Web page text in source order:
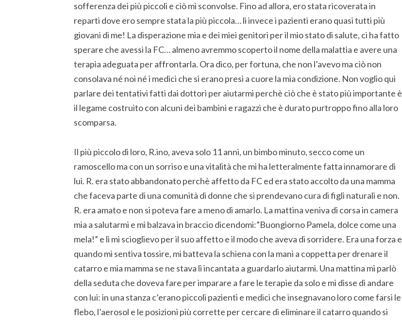
sofferenza dei più piccoli e ciò mi sconvolse. Fino ad allora, ero stata ricoverata in
reparti dove ero sempre stata la più piccola… lì invece i pazienti erano quasi tutti più
giovani di me! La disperazione mia e dei miei genitori per il mio stato di salute, ci ha fatto
sperare che avessi la FC… almeno avremmo scoperto il nome della malattia e avere una
terapia adeguata per affrontarla. Ora dico, per fortuna, che non l’avevo ma ciò non
consolava né noi né i medici che si erano presi a cuore la mia condizione. Non voglio qui
parlare dei tentativi fatti dai dottori per aiutarmi perchè ciò che è stato più importante è
il legame costruito con alcuni dei bambini e ragazzi che è durato purtroppo fino alla loro
scomparsa.
Il più piccolo di loro, R.ino, aveva solo 11 anni, un bimbo minuto, secco come un
ramoscello ma con un sorriso e una vitalità che mi ha letteralmente fatta innamorare di
lui. R. era stato abbandonato perchè affetto da FC ed era stato accolto da una mamma
che faceva parte di una comunità di donne che si prendevano cura di figli naturali e non.
R. era amato e non si poteva fare a meno di amarlo. La mattina veniva di corsa in camera
mia a salutarmi e mi balzava in braccio dicendomi:”Buongiorno Pamela, dolce come una
mela!” e lì mi scioglievo per il suo affetto e il modo che aveva di sorridere. Era una forza e
quando mi sentiva tossire, mi batteva la schiena con la mani a coppetta per drenare il
catarro e mia mamma se ne stava lì incantata a guardarlo aiutarmi. Una mattina mi parlò
della seduta che doveva fare per imparare a fare le terapie da solo e mi disse di andare
con lui: in una stanza c’erano piccoli pazienti e medici che insegnavano loro come farsi le
flebo, l’aerosol e le posizioni più corrette per cercare di eliminare il catarro quando si